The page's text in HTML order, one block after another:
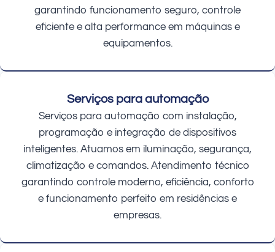
garantindo funcionamento seguro, controle
eficiente e alta performance em máquinas e
equipamentos.
Serviços para automação
Serviços para automação com instalação,
programação e integração de dispositivos
inteligentes. Atuamos em iluminação, segurança,
climatização e comandos. Atendimento técnico
garantindo controle moderno, eficiência, conforto
e funcionamento perfeito em residências e
empresas.